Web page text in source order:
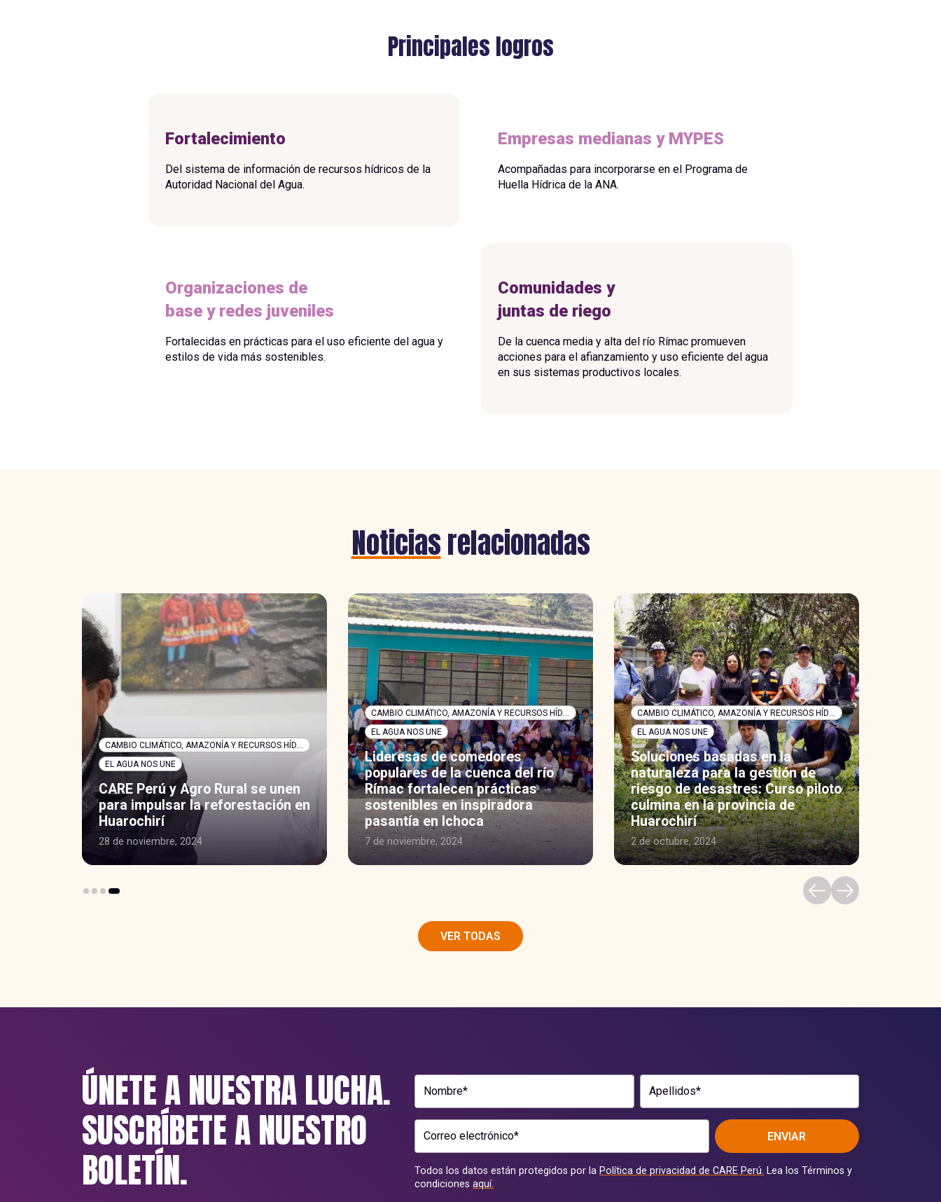
Principales logros
Fortalecimiento
Del sistema de información de recursos hídricos de la
Autoridad Nacional del Agua.
Empresas medianas y MYPES
Acompañadas para incorporarse en el Programa de
Huella Hídrica de la ANA.
Organizaciones de
base y redes juveniles
Fortalecidas en prácticas para el uso eficiente del agua y
estilos de vida más sostenibles.
Comunidades y
juntas de riego
De la cuenca media y alta del río Rímac promueven
acciones para el afianzamiento y uso eficiente del agua
en sus sistemas productivos locales.
Noticiasrelacionadas
CAMBIO CLIMÁTICO, AMAZONÍA Y RECURSOS HÍDRICOS
EL AGUA NOS UNE
CARE Perú y Agro Rural se unen
para impulsar la reforestación en
Huarochirí
28 de noviembre, 2024
CAMBIO CLIMÁTICO, AMAZONÍA Y RECURSOS HÍDRICOS
EL AGUA NOS UNE
Lideresas de comedores
populares de la cuenca del río
Rímac fortalecen prácticas
sostenibles en inspiradora
pasantía en Ichoca
7 de noviembre, 2024
CAMBIO CLIMÁTICO, AMAZONÍA Y RECURSOS HÍDRICOS
EL AGUA NOS UNE
Soluciones basadas en la
naturaleza para la gestión de
riesgo de desastres: Curso piloto
culmina en la provincia de
Huarochirí
2 de octubre, 2024
VER TODAS
ÚNETE A NUESTRA LUCHA.
SUSCRÍBETE A NUESTRO
BOLETÍN.
Nombre* Apellidos*
Correo electrónico* ENVIAR
Todos los datos están protegidos por la Política de privacidad de CARE Perú.
Lea los Términos y
condiciones aquí.